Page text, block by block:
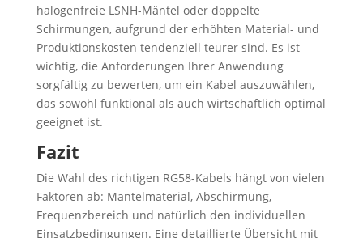
halogenfreie LSNH-Mäntel oder doppelte
Schirmungen, aufgrund der erhöhten Material- und
Produktionskosten tendenziell teurer sind. Es ist
wichtig, die Anforderungen Ihrer Anwendung
sorgfältig zu bewerten, um ein Kabel auszuwählen,
das sowohl funktional als auch wirtschaftlich optimal
geeignet ist.
Fazit
Die Wahl des richtigen RG58-Kabels hängt von vielen
Faktoren ab: Mantelmaterial, Abschirmung,
Frequenzbereich und natürlich den individuellen
Einsatzbedingungen. Eine detaillierte Übersicht mit